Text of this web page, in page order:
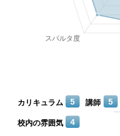
カリキュラム 5 講師 5
校内の雰囲気 4